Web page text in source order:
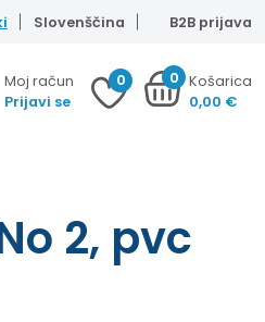
Slovenščina B2B prijava
Moj račun
Prijavi se
0 0 Košarica
0,00 €
2, pvc